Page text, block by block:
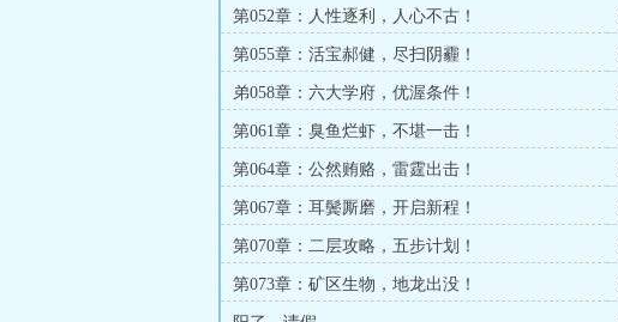
第052章：人性逐利，人心不古！
第055章：活宝郝健，尽扫阴霾！
弟058章：六大学府，优渥条件！
第061章：臭鱼烂虾，不堪一击！
第064章：公然贿赂，雷霆出击！
第067章：耳鬓厮磨，开启新程！
第070章：二层攻略，五步计划！
第073章：矿区生物，地龙出没！